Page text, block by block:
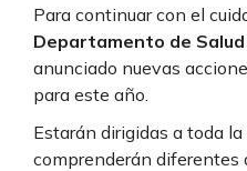
Para continuar con el
Departamento de
anunciado nuevas
para este año.
Estarán dirigidas a toda
comprenderán diferentes